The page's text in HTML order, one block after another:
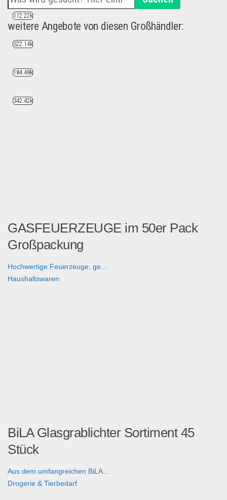
weitere Angebote von diesen Großhändler:
GASFEUERZEUGE im 50er Pack
Großpackung
Hochwertige Feuerzeuge, ge...
Haushaltswaren
BiLA Glasgrablichter Sortiment 45
Stück
Aus dem umfangreichen BiLA...
Drogerie & Tierbedarf
112.22k
522.14k
184.48k
342.42k